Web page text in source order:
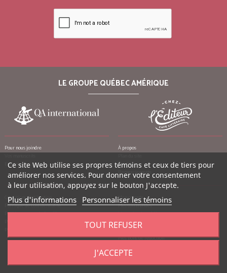
LE GROUPE QUÉBEC AMÉRIQUE
Pour nous joindre
Emplois
À propos
Crédits
Remerciements
Conditions d’utilisation
Politique de confidentialité
Politique contre le harcèlement
Mon compte
Mes commandes
Mes notes de crédit
Mes adresses
Mes informations personnelles
Mes bons de réduction
Ce site Web utilise ses propres témoins et ceux de tiers pour
améliorer nos services. Pour donner votre consentement
à leur utilisation, appuyez sur le bouton J'accepte.
Plus d'informations Personnaliser les témoins
TOUT REFUSER
J'ACCEPTE
Québec Amérique, tous droits réservés